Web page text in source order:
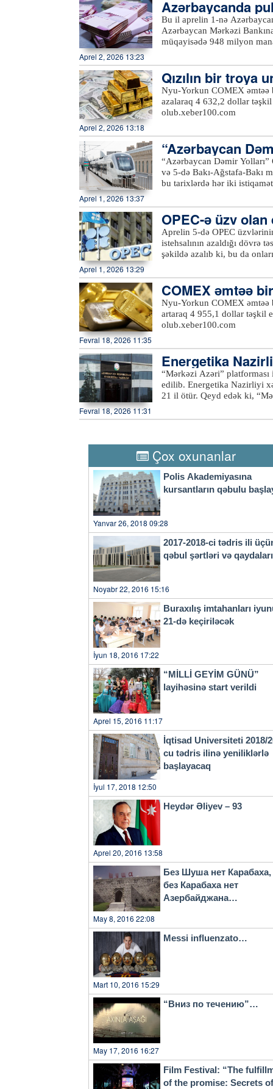
Azərbaycanda
şkil edib
Bu il aprelin 1-nə
Azərbaycan Mərkəzi
müqayisədə 948 milyon
Aprel 2, 2026 13:23
Qızılın bir troya
Nyu-Yorkun COMEX əmtəə
azalaraq 4 632,2 dollar
olub.xeber100.com
Aprel 2, 2026 13:18
“Azərbaycan
üzrə əlavə qatar
“Azərbaycan Dəmir
və 5-də Bakı-Ağstafa-Bakı
bu tarixlərdə hər iki istiqamətə səfərlər təşkil
əldə etmək olar. Qeyd edək
gündəlik səfərlər təşkil
Aprel 1, 2026 13:37
OPEC-ə üzv
alıb
Aprelin 5-də OPEC
istehsalının azaldığı dövrə
şəkildə azalıb ki, bu da
üzvləri fevralda dünya
həcmi 21,57 milyon barelə
Tələbin artması təklifin isə
Sudan, Nigeriya kimi
üstələyə bilmirlər. Bu
həcmli hasilatları da yoxdur. Daha çox ixrac itkisinə məruz qalan Küveyt, Səudiyyə
azaldığını göstərir. Razılaşmaya görə, OPEC ölkələri 2026-cı ilin birinci kvartalının sonuna
kimi hasilatı
Aprel 1, 2026 13:29
COMEX əmtəə
məti 49,2 dollar
Nyu-Yorkun COMEX əmtəə
artaraq 4 955,1 dollar təşkil
olub.xeber100.com
Fevral 18, 2026 11:35
Energetika
7 milyon ton neft
“Mərkəzi Azəri”
edilib. Energetika Nazirliyi xəbər verir ki, platformanın ilk neft hasilatına başlanılmasından
21 il ötür. Qeyd edək ki, “Mərkəzi Azəri” hasilat, qazma və yaşayış platforması ona körpü ilə
böyük dəniz
Fevral 18, 2026 11:31
Çox oxunanlar
Polis Akademiyasına
kursantların qəbulu
Yanvar 26, 2018 09:28
2017-2018-ci tədris ili
qəbul şərtləri və
Noyabr 22, 2016 15:16
Buraxılış imtahanları
21-də keçiriləcək
İyun 18, 2016 17:22
“MİLLİ GEYİM GÜNÜ”
layihəsinə start verildi
Aprel 15, 2016 11:17
İqtisad Universiteti 2018/
cu tədris ilinə yeniliklərlə
başlayacaq
İyul 17, 2018 12:50
Heydər Əliyev – 93
Aprel 20, 2016 13:58
Без Шуша нет Карабаха,
без Карабаха нет
Азербайджана…
May 8, 2016 22:08
Messi influenzato…
Mart 10, 2016 15:29
“Вниз по течению”…
May 17, 2016 16:27
Film Festival: “The
of the promise: Secrets of